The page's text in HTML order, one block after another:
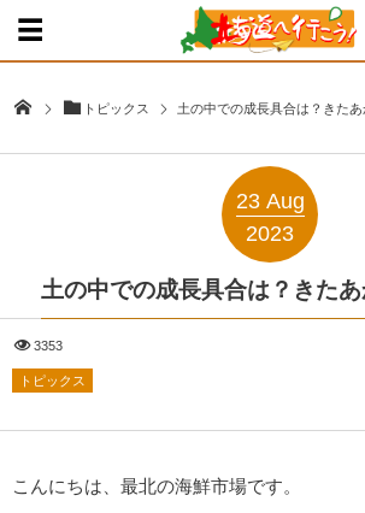
トピックス 土の中での成長具合は？きた
23 Aug
2023
土の中での成長具合は？きた
3353
トピックス
こんにちは、最北の海鮮市場です。